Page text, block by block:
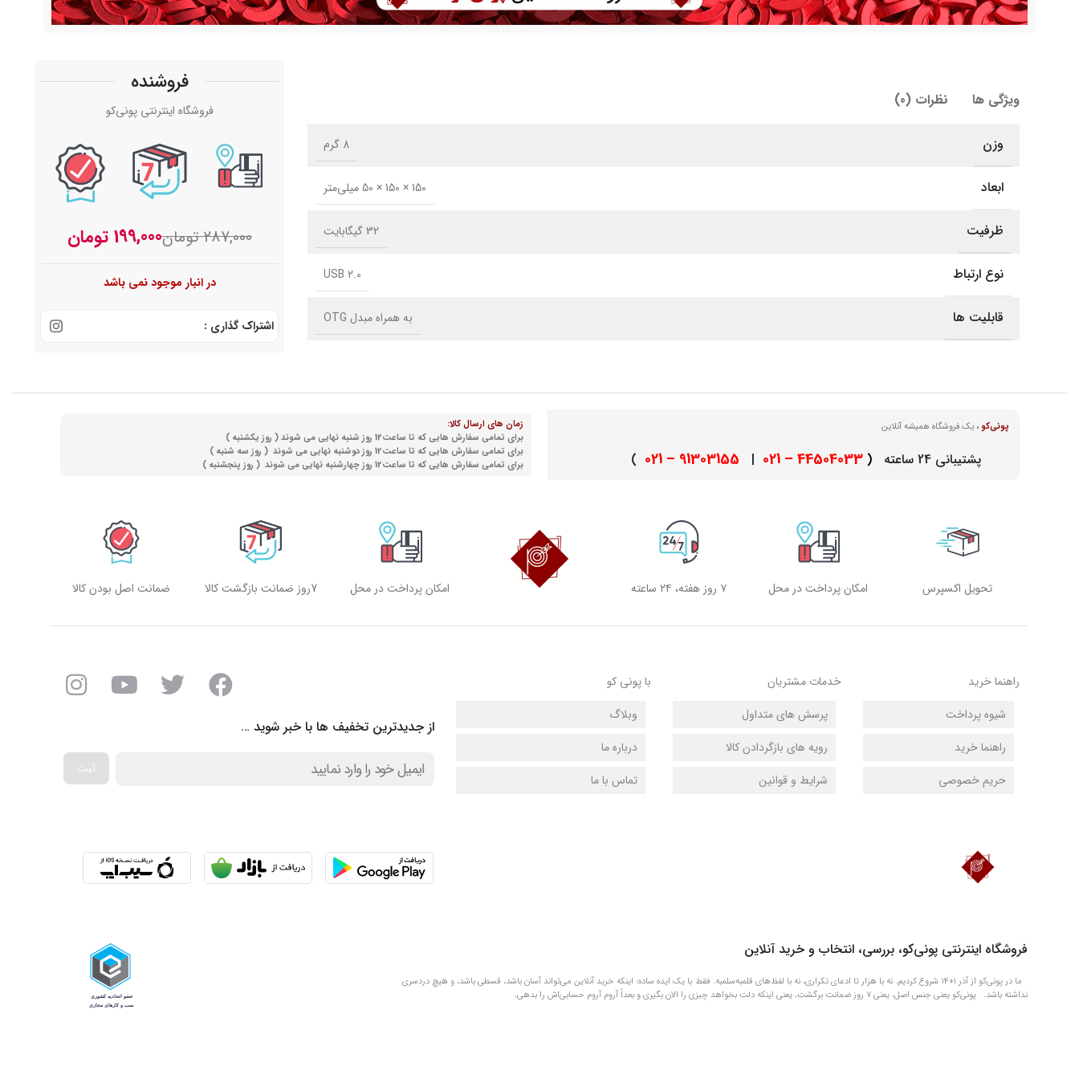
ویژگی ها نظرات (0)
وزن 8 گرم
ابعاد 150 × 150 × 50 میلی‌متر
ظرفیت 32 گیگابایت
نوع ارتباط USB ۲.۰
قابلیت ها به همراه مبدل OTG
فروشنده
فروشگاه اینترنتی پونی‌کو
287,000 تومان199,000 تومان
در انبار موجود نمی باشد
اشتراک گذاری :
پونی‌کو ،یک فروشگاه همیشه آنلاین
پشتیبانی 24 ساعته (
44504033 – 021
|
91303155 – 021
)
زمان های ارسال کالا:
برای تمامی سفارش هایی که تا ساعت12 روز شنبه نهایی می شوند
( روز یکشنبه )
برای تمامی سفارش هایی که تا ساعت12 روز دوشنبه نهایی می شوند
( روز سه شنبه )
برای تمامی سفارش هایی که تا ساعت12 روز چهارشنبه نهایی می شوند
) روز پنجشنبه )
تحویل اکسپرس امکان پرداخت در محل ۷ روز هفته، ۲۴ ساعته امکان پرداخت در محل 7روز ضمانت بازگشت کالا ضمانت اصل بودن کالا
راهنما خرید
شیوه پرداخت
راهنما خرید
حریم خصوصی
خدمات مشتریان
پرسش های متداول
رویه های بازگردادن کالا
شرایط و قوانین
با پونی کو
وبلاگ
درباره ما
تماس با ما
از جدیدترین تخفیف ها با خبر شوید …
فروشگاه اینترنتی پونی‌کو، بررسی، انتخاب و خرید آنلاین
ما در پونی‌کو از آذر ۱۴۰۱ شروع کردیم. نه با هزار تا ادعای تکراری، نه با لفظ‌های قلمبه‌سلمبه. فقط با یک ایده ساده: اینکه خرید آنلاین می‌تواند آسان باشد، قسطی باشد، و هیچ دردسری
نداشته باشد. پونی‌کو یعنی جنس اصل، یعنی ۷ روز ضمانت برگشت، یعنی اینکه دلت بخواهد چیزی را الان بگیری و بعداً آروم آروم حسابی‌اش را بدهی.